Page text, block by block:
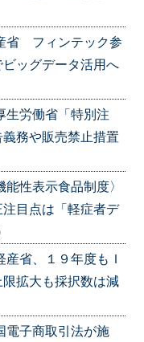
省 フィンテック参
ッグデータ活用へ
労働省「特別注
務や販売禁止措置
性表示食品制度〉
目点は「軽症者デ
省、１９年度もＩ
拡大も採択数は減
電子商取引法が施